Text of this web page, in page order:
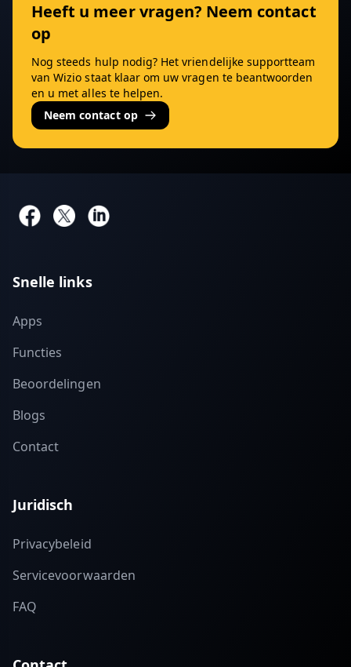
Heeft u meer vragen? Neem contact
op
Nog steeds hulp nodig? Het vriendelijke supportteam
van Wizio staat klaar om uw vragen te beantwoorden
en u met alles te helpen.
Neem contact op
Snelle links
Apps
Functies
Beoordelingen
Blogs
Contact
Juridisch
Privacybeleid
Servicevoorwaarden
FAQ